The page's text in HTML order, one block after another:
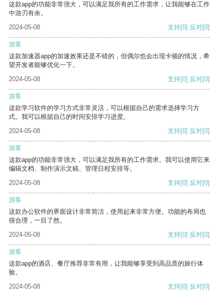
这款app的功能非常强大，可以满足我所有的工作需求，让我能够在工作
中游刃有余。
2024-05-08
支持[0] 反对[0]
游客
这款加速器app的加速效果还是不错的，但偶尔也会出现卡顿的情况，希
望开发者能够优化一下。
2024-05-08
支持[0] 反对[0]
游客
这款学习软件的学习方式非常灵活，可以根据自己的需求选择学习方
式。我可以根据自己的时间安排学习进度。
2024-05-08
支持[0] 反对[0]
游客
这款app的功能非常强大，可以满足我所有的工作需求。我可以使用它来
编辑文档、制作演示文稿、管理日程安排等。
2024-05-08
支持[0] 反对[0]
游客
这款办公软件的界面设计非常简洁，使用起来非常方便。功能的布局也
很合理，一目了然。
2024-05-08
支持[0] 反对[0]
游客
这款app的酒店、餐厅推荐非常有用，让我能够享受到高品质的旅行体
验。
2024-05-08
支持[0] 反对[0]